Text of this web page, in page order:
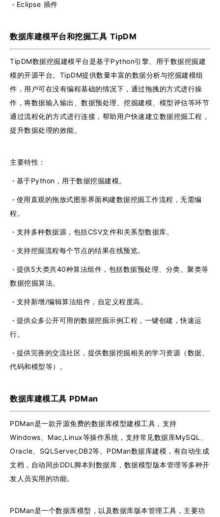
· Eclipse 插件
数据库建模平台和挖掘工具 TipDM
TipDM数据挖掘建模平台是基于Python引擎、用于数据挖掘建
模的开源平台。TipDM提供数量丰富的数据分析与挖掘建模组
件，用户可在没有编程基础的情况下，通过拖拽的方式进行操
作，将数据输入输出、数据预处理、挖掘建模、模型评估等环节
通过流程化的方式进行连接，帮助用户快速建立数据挖掘工程，
提升数据处理的效能。
主要特性：
· 基于Python，用于数据挖掘建模。
· 使用直观的拖放式图形界面构建数据挖掘工作流程，无需编
程。
· 支持多种数据源，包括CSV文件和关系型数据库。
· 支持挖掘流程每个节点的结果在线预览。
· 提供5大类共40种算法组件，包括数据预处理、分类、聚类等
数据挖掘算法。
· 支持新增/编辑算法组件，自定义程度高。
· 提供众多公开可用的数据挖掘示例工程，一键创建，快速运
行。
· 提供完善的交流社区，提供数据挖掘相关的学习资源（数据、
代码和模型等）。
数据库建模工具 PDMan
PDMan是一款开源免费的数据库模型建模工具，支持
Windows、Mac,Linux等操作系统，支持常见数据库MySQL、
Oracle、SQLServer,DB2等。PDMan数据库建模，有自动生成
文档，自动同步DDL脚本到数据库，数据模型版本管理等多种开
发人员实用的功能。
PDMan是一个数据库模型，以及数据库版本管理工具，主要功